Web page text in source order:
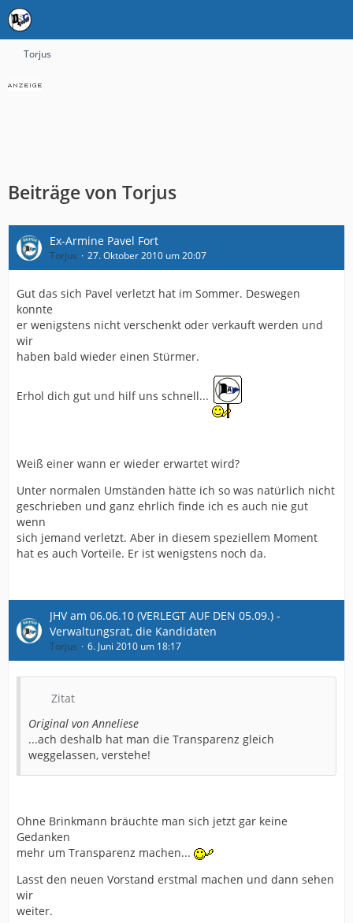
Torjus
Beiträge von Torjus
Ex-Armine Pavel Fort
Torjus 27. Oktober 2010 um 20:07
Gut das sich Pavel verletzt hat im Sommer. Deswegen
konnte
er wenigstens nicht verschenkt oder verkauft werden und
wir
haben bald wieder einen Stürmer.
Erhol dich gut und hilf uns schnell...
Weiß einer wann er wieder erwartet wird?
Unter normalen Umständen hätte ich so was natürlich nicht
geschrieben und ganz ehrlich finde ich es auch nie gut
wenn
sich jemand verletzt. Aber in diesem speziellem Moment
hat es auch Vorteile. Er ist wenigstens noch da.
JHV am 06.06.10 (VERLEGT AUF DEN 05.09.) -
Verwaltungsrat, die Kandidaten
Torjus 6. Juni 2010 um 18:17
Zitat
Original von Anneliese
...ach deshalb hat man die Transparenz gleich
weggelassen, verstehe!
Ohne Brinkmann bräuchte man sich jetzt gar keine
Gedanken
mehr um Transparenz machen...
Lasst den neuen Vorstand erstmal machen und dann sehen
wir
weiter.